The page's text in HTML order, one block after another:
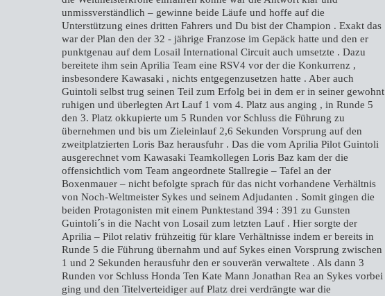
unmissverständlich – gewinne beide Läufe und hoffe auf die
Unterstützung eines dritten Fahrers und Du bist der Champion . Exakt das
war der Plan den der 32 - jährige Franzose im Gepäck hatte und den er
punktgenau auf dem Losail International Circuit auch umsetzte . Dazu
bereitete ihm sein Aprilia Team eine RSV4 vor der die Konkurrenz ,
insbesondere Kawasaki , nichts entgegenzusetzen hatte . Aber auch
Guintoli selbst trug seinen Teil zum Erfolg bei in dem er in seiner gewohnt
ruhigen und überlegten Art Lauf 1 vom 4. Platz aus anging , in Runde 5
den 3. Platz okkupierte um 5 Runden vor Schluss die Führung zu
übernehmen und bis um Zieleinlauf 2,6 Sekunden Vorsprung auf den
zweitplatzierten Loris Baz herausfuhr . Das die vom Aprilia Pilot Guintoli
ausgerechnet vom Kawasaki Teamkollegen Loris Baz kam der die
offensichtlich vom Team angeordnete Stallregie – Tafel an der
Boxenmauer – nicht befolgte sprach für das nicht vorhandene Verhältnis
von Noch-Weltmeister Sykes und seinem Adjudanten . Somit gingen die
beiden Protagonisten mit einem Punktestand 394 : 391 zu Gunsten
Guintoli´s in die Nacht von Losail zum letzten Lauf . Hier sorgte der
Aprilia – Pilot relativ frühzeitig für klare Verhältnisse indem er bereits in
Runde 5 die Führung übernahm und auf Sykes einen Vorsprung zwischen
1 und 2 Sekunden herausfuhr den er souverän verwaltete . Als dann 3
Runden vor Schluss Honda Ten Kate Mann Jonathan Rea an Sykes vorbei
ging und den Titelverteidiger auf Platz drei verdrängte war die